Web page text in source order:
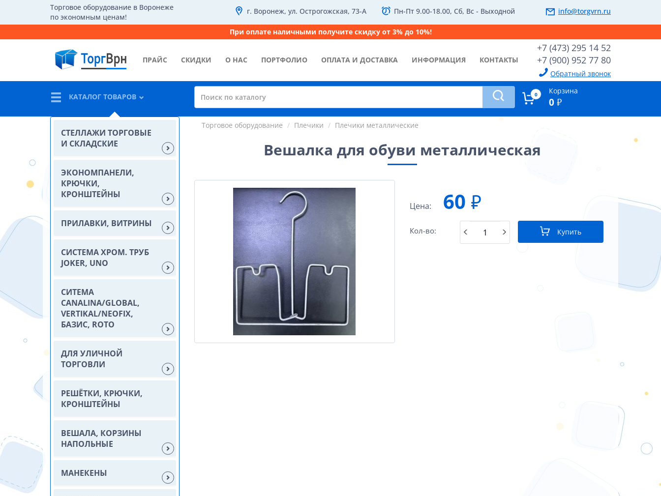
Торговое оборудование в Воронеже
по экономным ценам!
г. Воронеж, ул. Острогожская, 73-А Пн-Пт 9.00-18.00, Сб, Вс - Выходной info@torgvrn.ru
При оплате наличными получите скидку от 3% до 10%!
+7 (473) 295 14 52
+7 (900) 952 77 80
Обратный звонок
ПРАЙС СКИДКИ О НАС ПОРТФОЛИО ОПЛАТА И ДОСТАВКА ИНФОРМАЦИЯ КОНТАКТЫ
0 Корзина
0 ₽
КАТАЛОГ ТОВАРОВ
СТЕЛЛАЖИ ТОРГОВЫЕ
И СКЛАДСКИЕ
ЭКОНОМПАНЕЛИ,
КРЮЧКИ,
КРОНШТЕЙНЫ
ПРИЛАВКИ, ВИТРИНЫ
СИСТЕМА ХРОМ. ТРУБ
JOKER, UNO
СИТЕМА
CANALINA/GLOBAL,
VERTIKAL/NEOFIX,
БАЗИС, ROTO
ДЛЯ УЛИЧНОЙ
ТОРГОВЛИ
РЕШЁТКИ, КРЮЧКИ,
КРОНШТЕЙНЫ
ВЕШАЛА, КОРЗИНЫ
НАПОЛЬНЫЕ
МАНЕКЕНЫ
Торговое оборудование Плечики Плечики металлические
Вешалка для обуви металлическая
Цена: 60 ₽
Кол-во: Купить